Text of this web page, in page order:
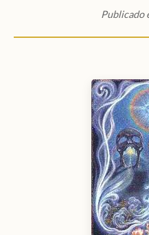
Publicado